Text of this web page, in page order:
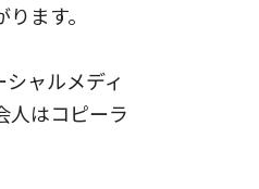
ます。
ャルメディ
人はコピーラ